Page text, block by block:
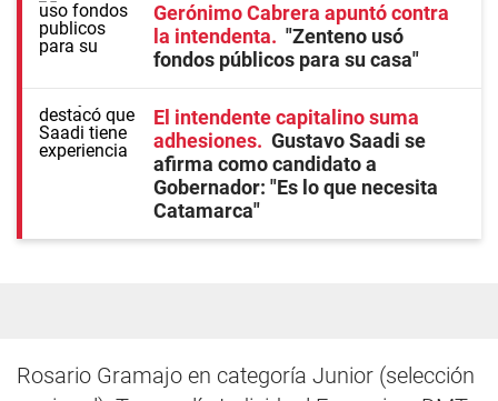
Gerónimo Cabrera apuntó contra
la intendenta
"Zenteno usó
fondos públicos para su casa"
El intendente capitalino suma
adhesiones
Gustavo Saadi se
afirma como candidato a
Gobernador: "Es lo que necesita
Catamarca"
Rosario Gramajo en categoría Junior (selección